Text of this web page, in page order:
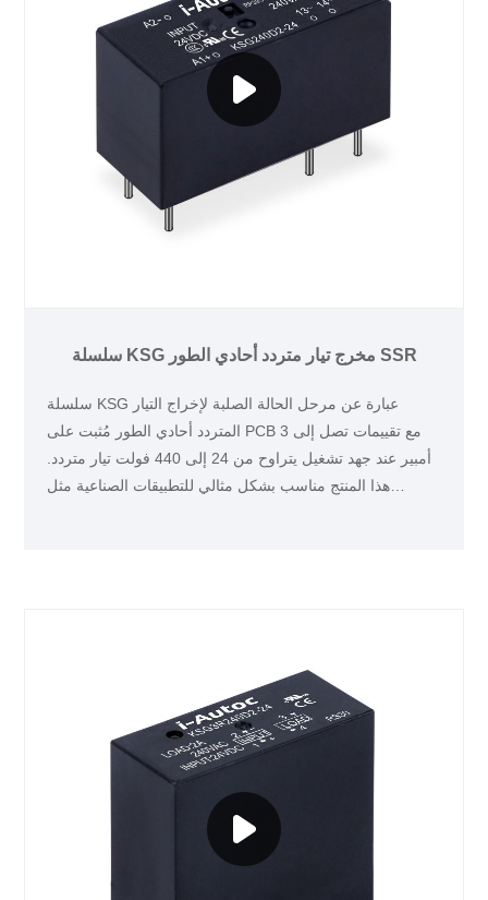
سلسلة KSG مخرج تيار متردد أحادي الطور SSR
سلسلة KSG عبارة عن مرحل الحالة الصلبة لإخراج التيار
المتردد أحادي الطور مُثبت على PCB مع تقييمات تصل إلى 3
أمبير عند جهد تشغيل يتراوح من 24 إلى 440 فولت تيار متردد.
هذا المنتج مناسب بشكل مثالي للتطبيقات الصناعية مثل